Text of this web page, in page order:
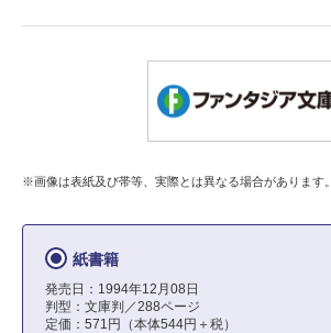
※画像は表紙及び帯等、実際とは異なる場合があります。
紙書籍
発売日：1994年12月08日
判型：文庫判／288ページ
定価：571円（本体544円＋税）